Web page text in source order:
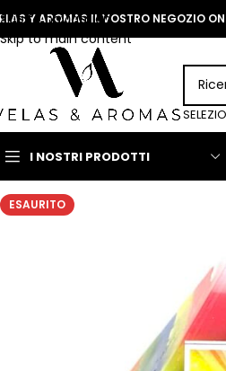
Skip to navigation
Skip to main content
Y AROMAS IL VOSTRO NEGOZIO
I NOSTRI PRODOTTI
ESAURITO